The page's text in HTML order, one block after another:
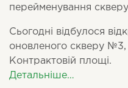
перейменування
Сьогодні відбулося
оновленого скверу
Контрактовій площі.
Детальніше…